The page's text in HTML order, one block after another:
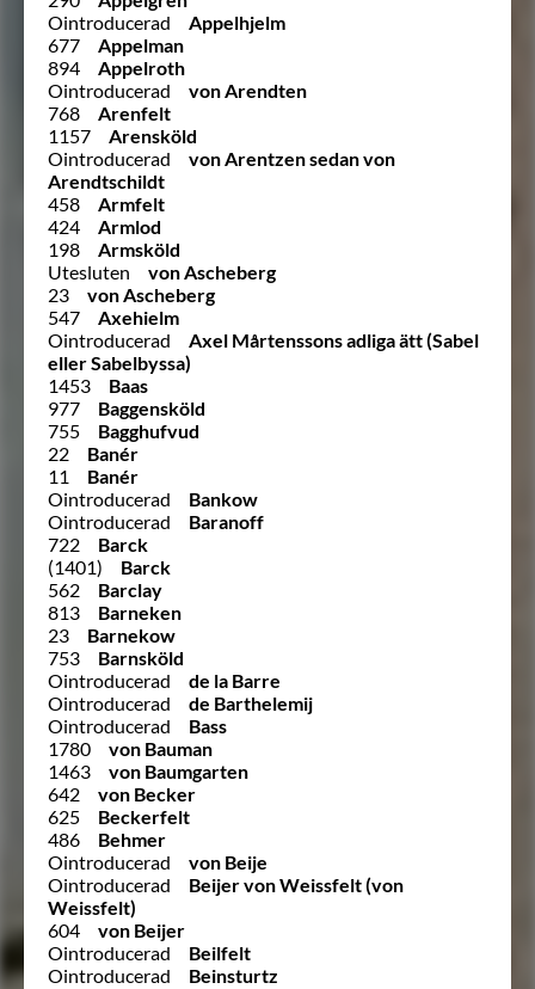
Ointroducerad
Appelhjelm
677
Appelman
894
Appelroth
Ointroducerad
von Arendten
768
Arenfelt
1157
Arensköld
Ointroducerad
von Arentzen sedan von
Arendtschildt
458
Armfelt
424
Armlod
198
Armsköld
Utesluten
von Ascheberg
23
von Ascheberg
547
Axehielm
Ointroducerad
Axel Mårtenssons adliga ätt (Sabel
eller Sabelbyssa)
1453
Baas
977
Baggensköld
755
Bagghufvud
22
Banér
11
Banér
Ointroducerad
Bankow
Ointroducerad
Baranoff
722
Barck
(1401)
Barck
562
Barclay
813
Barneken
23
Barnekow
753
Barnsköld
Ointroducerad
de la Barre
Ointroducerad
de Barthelemij
Ointroducerad
Bass
1780
von Bauman
1463
von Baumgarten
642
von Becker
625
Beckerfelt
486
Behmer
Ointroducerad
von Beije
Ointroducerad
Beijer von Weissfelt (von
Weissfelt)
604
von Beijer
Ointroducerad
Beilfelt
Ointroducerad
Beinsturtz